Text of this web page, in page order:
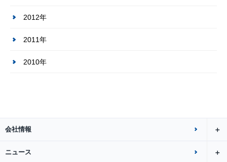
2012年
2011年
2010年
会社情報
ニュース